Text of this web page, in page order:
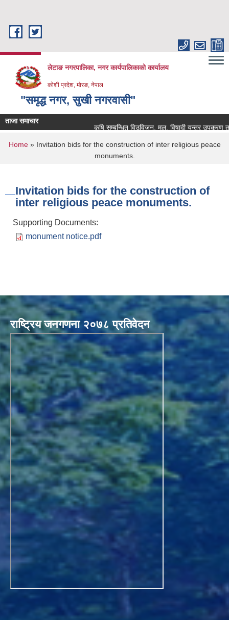
लेटाङ नगरपालिका, नगर कार्यपालिकाको कार्यालय
कोशी प्रदेश, मोरङ, नेपाल
"समृद्ध नगर, सुखी नगरवासी"
ताजा समाचार
कृषि सम्बन्धित विउविजन, मल, विषादी यन्त्र उपकरण तथा
You are here
Home» Invitation bids for the construction of inter religious peace
monuments.
Invitation bids for the construction of
inter religious peace monuments.
Supporting Documents:
monument notice.pdf
राष्ट्रिय जनगणना २०७८ प्रतिवेदन